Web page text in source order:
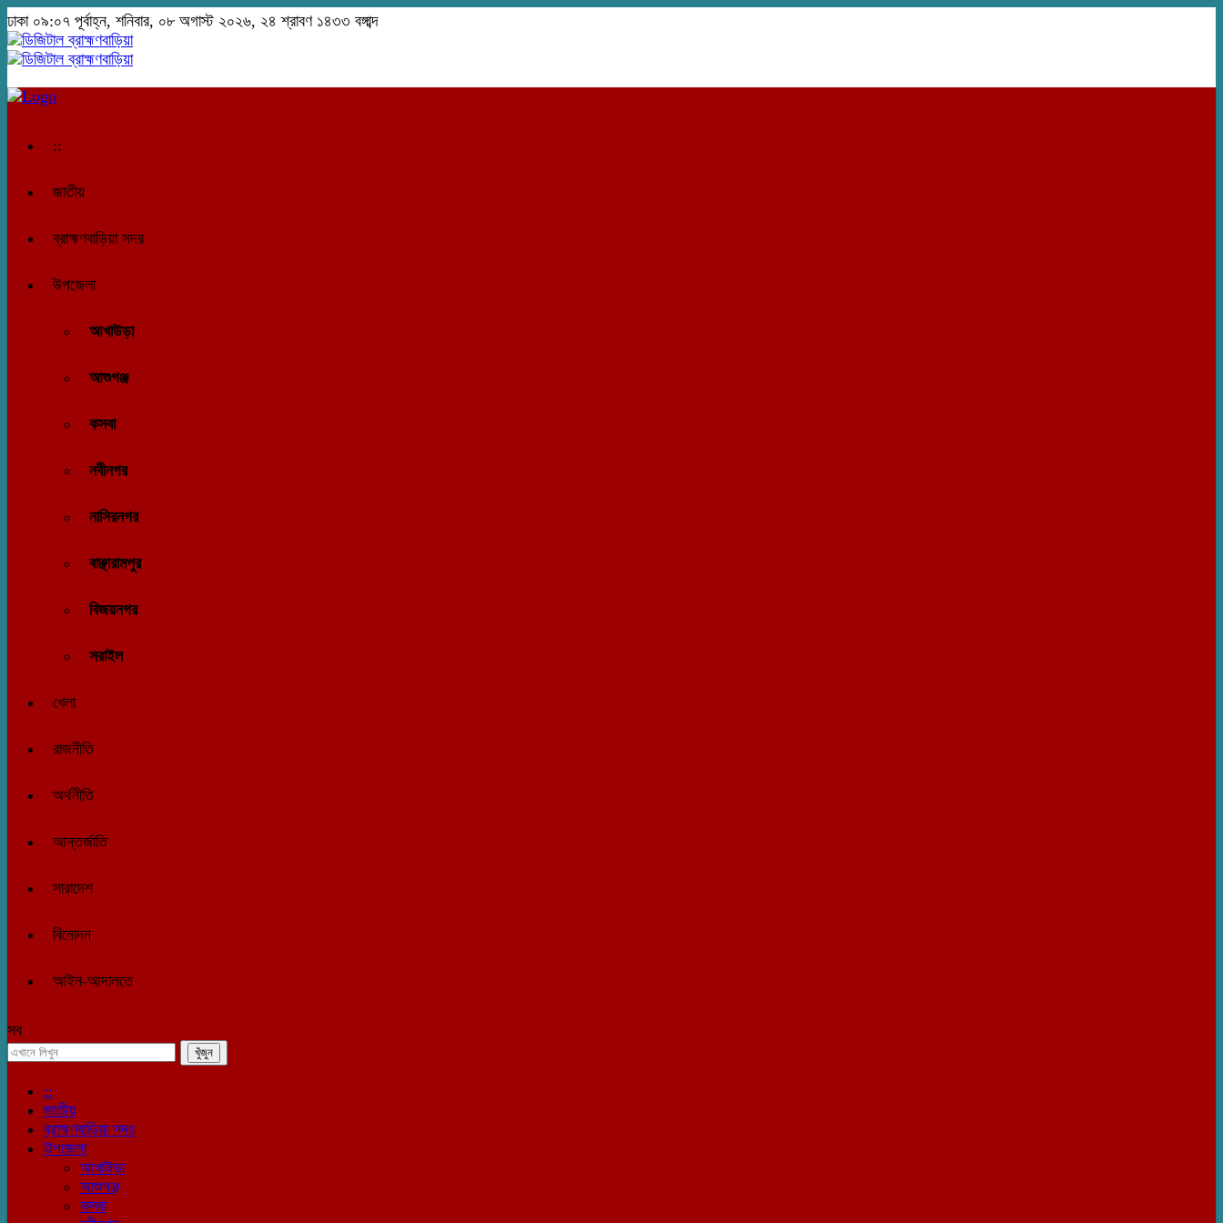
ঢাকা ০৯:০৭ পূর্বাহ্ন, শনিবার, ০৮ অগাস্ট ২০২৬, ২৪ শ্রাবণ ১৪৩৩ বঙ্গাব্দ
::
জাতীয়
ব্রাহ্মণবাড়িয়া সদর
উপজেলা
আখাউড়া
আশুগঞ্জ
কসবা
নবীনগর
নাসিরনগর
বাঞ্ছারামপুর
বিজয়নগর
সরাইল
খেলা
রাজনীতি
অর্থনীতি
আন্তর্জাতি
সারাদেশ
বিনোদন
আইন-আদালতে
সব
::
জাতীয়
ব্রাহ্মণবাড়িয়া সদর
উপজেলা
আখাউড়া
আশুগঞ্জ
কসবা